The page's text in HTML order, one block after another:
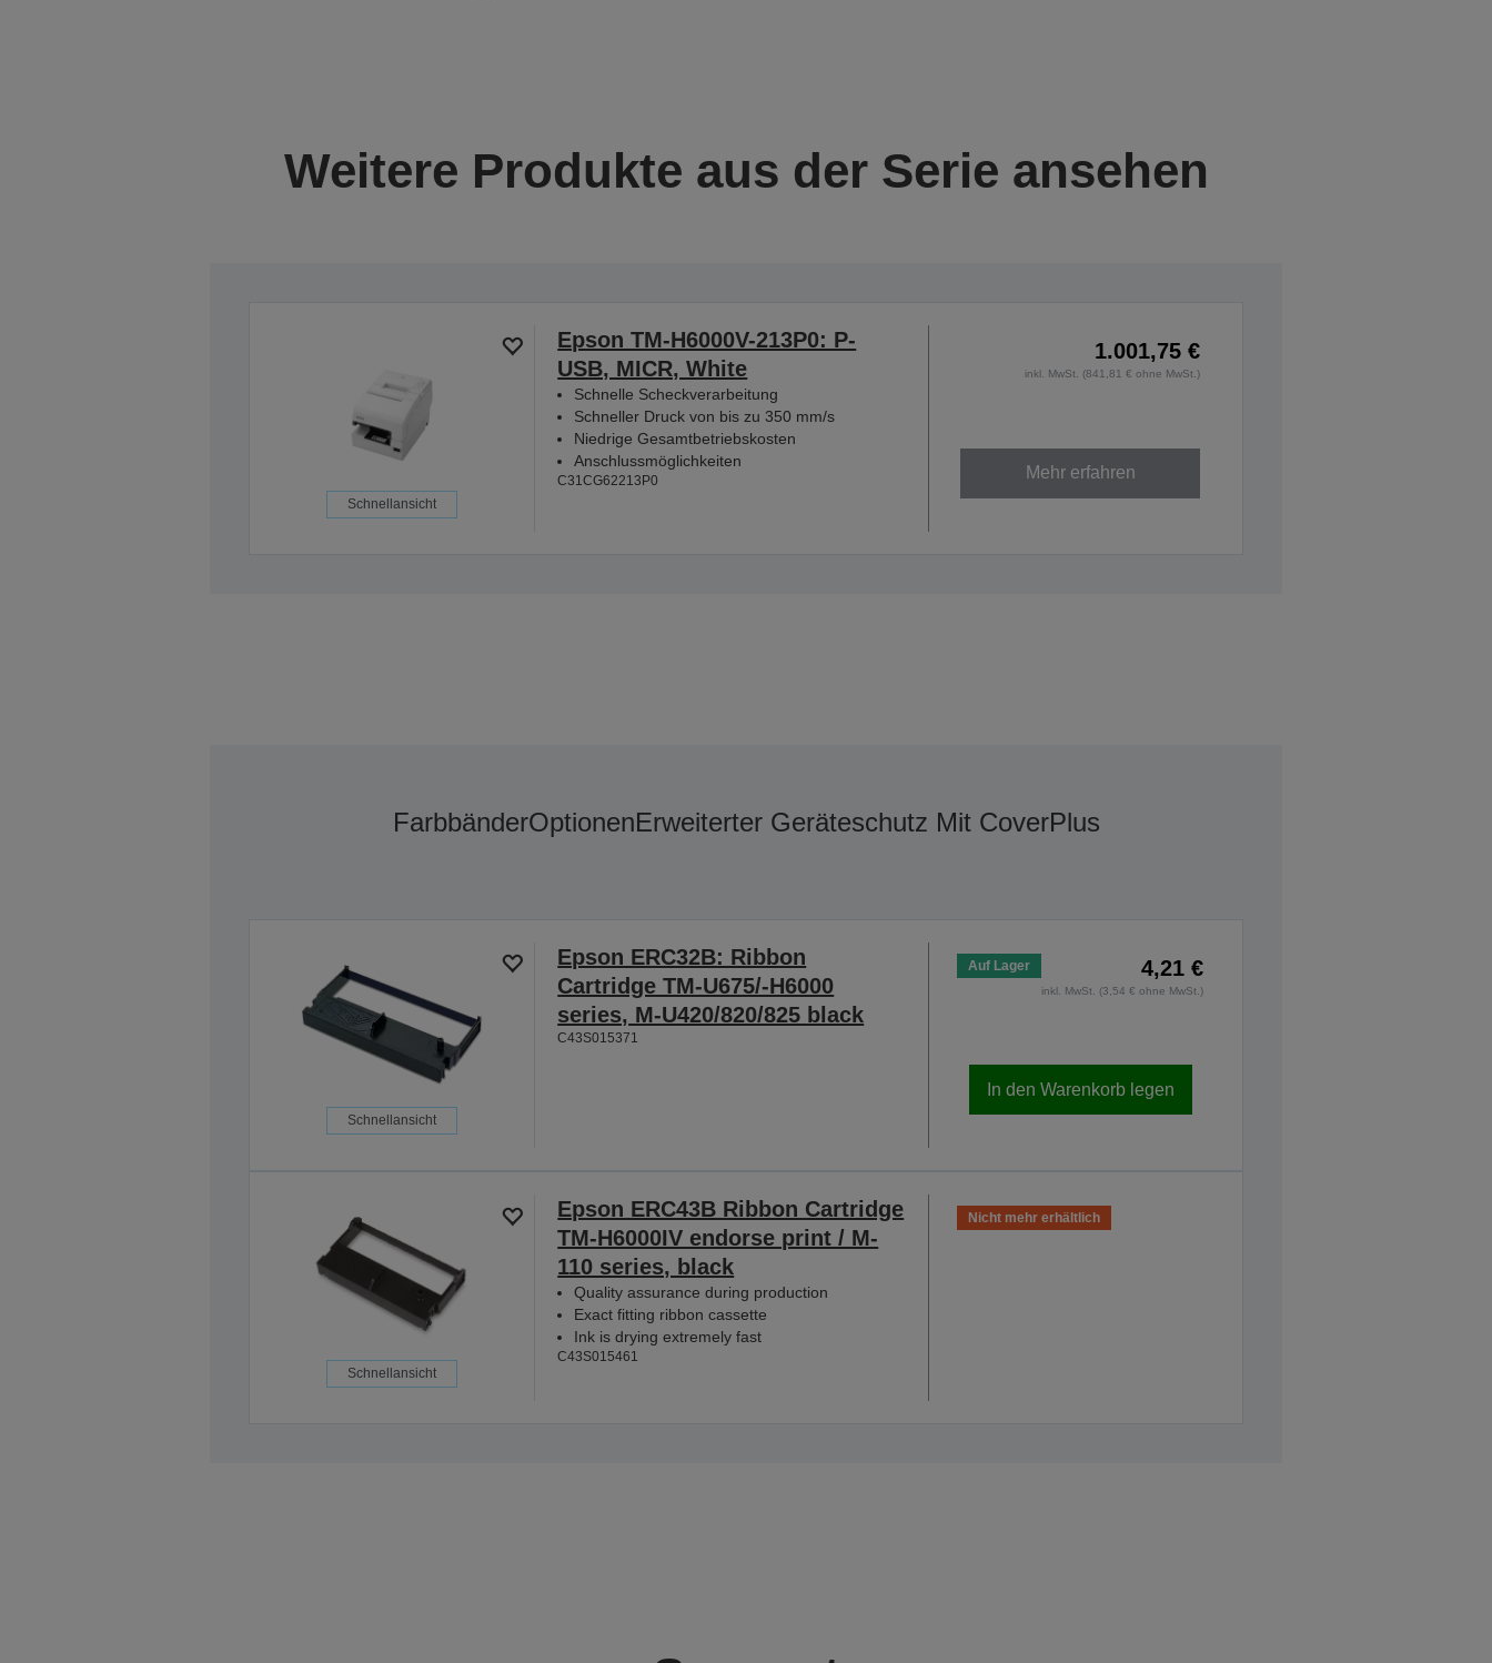
Weitere Produkte aus der Serie ansehen
Schnellansicht
Epson TM-H6000V-213P0: P-
USB, MICR, White
Schnelle Scheckverarbeitung
Schneller Druck von bis zu 350 mm/s
Niedrige Gesamtbetriebskosten
Anschlussmöglichkeiten
C31CG62213P0
1.001,75 €
inkl. MwSt. (841,81 € ohne MwSt.)
Mehr erfahren
FarbbänderOptionenErweiterter Geräteschutz Mit CoverPlus
Schnellansicht
Epson ERC32B: Ribbon
Cartridge TM-U675/-H6000
series, M-U420/820/825 black
C43S015371
Auf Lager 4,21 €
inkl. MwSt. (3,54 € ohne MwSt.)
In den Warenkorb legen
Schnellansicht
Epson ERC43B Ribbon Cartridge
TM-H6000IV endorse print / M-
110 series, black
Quality assurance during production
Exact fitting ribbon cassette
Ink is drying extremely fast
C43S015461
Nicht mehr erhältlich